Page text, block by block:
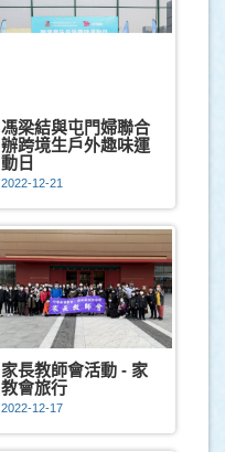
馮梁結與屯門婦聯合
辦跨境生戶外趣味運
動日
2022-12-21
家長教師會活動 - 家
教會旅行
2022-12-17